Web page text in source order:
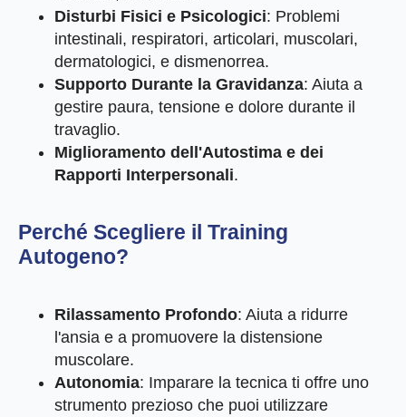
Disturbi Fisici e Psicologici: Problemi
intestinali, respiratori, articolari, muscolari,
dermatologici, e dismenorrea.
Supporto Durante la Gravidanza: Aiuta a
gestire paura, tensione e dolore durante il
travaglio.
Miglioramento dell'Autostima e dei
Rapporti Interpersonali.
Perché Scegliere il Training
Autogeno?
Rilassamento Profondo: Aiuta a ridurre
l'ansia e a promuovere la distensione
muscolare.
Autonomia: Imparare la tecnica ti offre uno
strumento prezioso che puoi utilizzare